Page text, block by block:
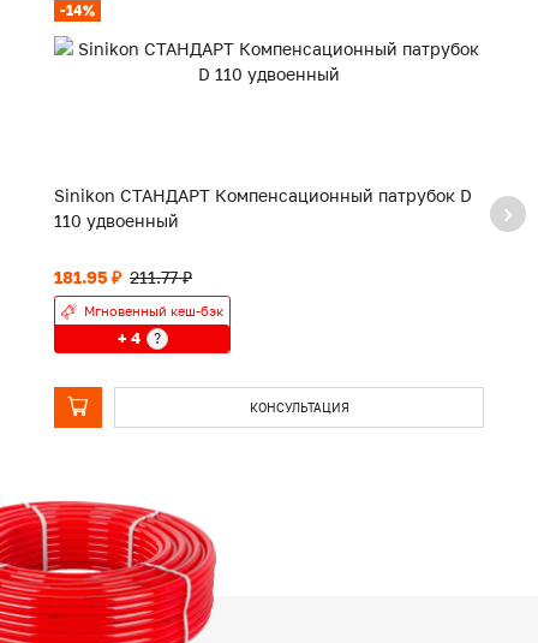
-14%
Sinikon СТАНДАРТ Компенсационный патрубок D
110 удвоенный
181.95 ₽ 211.77 ₽
Мгновенный кеш-бэк
+ 4 ?
КОНСУЛЬТАЦИЯ